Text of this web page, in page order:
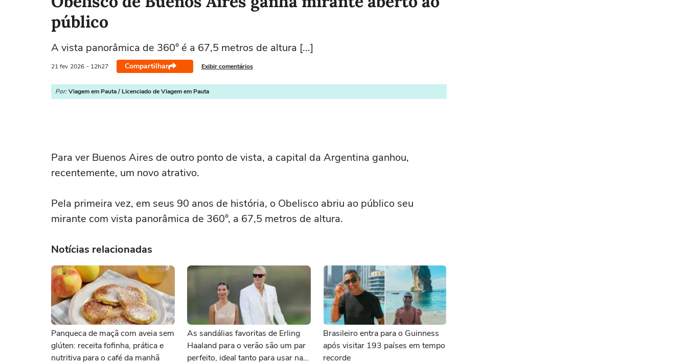
público
A vista panorâmica de 360° é a 67,5 metros de altura [...]
21 fev 2026 - 12h27 Compartilhar Exibir comentários
Por: Viagem em Pauta / Licenciado de Viagem em Pauta
Para ver Buenos Aires de outro ponto de vista, a capital da Argentina ganhou,
recentemente, um novo atrativo.
Pela primeira vez, em seus 90 anos de história, o Obelisco abriu ao público seu
mirante com vista panorâmica de 360°, a 67,5 metros de altura.
Notícias relacionadas
Panqueca de maçã com aveia sem
glúten: receita fofinha, prática e
nutritiva para o café da manhã
As sandálias favoritas de Erling
Haaland para o verão são um par
perfeito, ideal tanto para usar na
Brasileiro entra para o Guinness
após visitar 193 países em tempo
recorde